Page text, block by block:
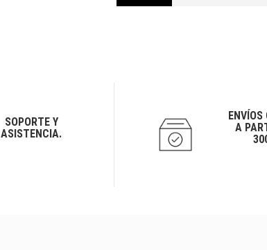
SOPORTE Y
ASISTENCIA.
A